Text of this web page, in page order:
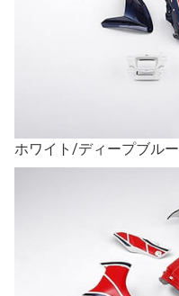
ホワイト/ディープブルー